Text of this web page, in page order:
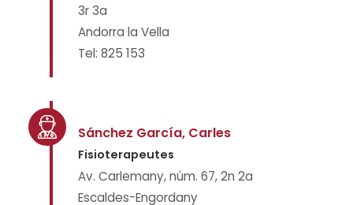
3r 3a
Andorra la Vella
Tel: 825 153
Sánchez García, Carles
Fisioterapeutes
Av. Carlemany, núm. 67, 2n 2a
Escaldes-Engordany